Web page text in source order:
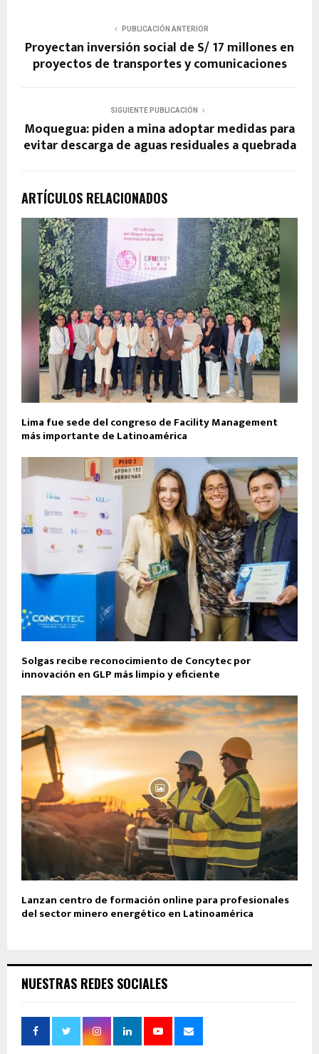
PUBLICACIÓN ANTERIOR
Proyectan inversión social de S/ 17 millones en
proyectos de transportes y comunicaciones
SIGUIENTE PUBLICACIÓN
Moquegua: piden a mina adoptar medidas para
evitar descarga de aguas residuales a quebrada
ARTÍCULOS RELACIONADOS
Lima fue sede del congreso de Facility Management
más importante de Latinoamérica
Solgas recibe reconocimiento de Concytec por
innovación en GLP más limpio y eficiente
Lanzan centro de formación online para profesionales
del sector minero energético en Latinoamérica
NUESTRAS REDES SOCIALES